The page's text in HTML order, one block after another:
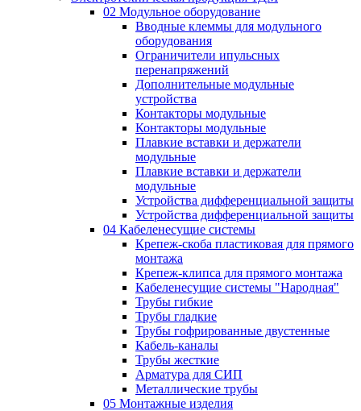
02 Модульное оборудование
Вводные клеммы для модульного
оборудования
Ограничители ипульсных
перенапряжений
Дополнительные модульные
устройства
Контакторы модульные
Контакторы модульные
Плавкие вставки и держатели
модульные
Плавкие вставки и держатели
модульные
Устройства дифференциальной защиты
Устройства дифференциальной защиты
04 Кабеленесущие системы
Крепеж-скоба пластиковая для прямого
монтажа
Крепеж-клипса для прямого монтажа
Кабеленесущие системы "Народная"
Трубы гибкие
Трубы гладкие
Трубы гофрированные двустенные
Кабель-каналы
Трубы жесткие
Арматура для СИП
Металлические трубы
05 Монтажные изделия